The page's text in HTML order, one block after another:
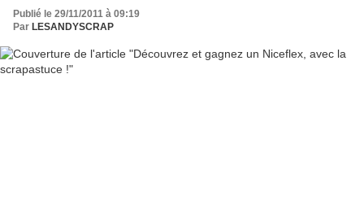
Publié le 29/11/2011 à 09:19
Par LESANDYSCRAP